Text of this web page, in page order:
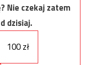
Nie czekaj zatem
dzisiaj.
100 zł